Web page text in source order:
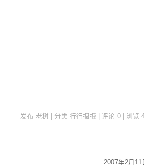
发布:老树 | 分类:行行摄摄 | 评论:0 | 浏览:
2007年2月11